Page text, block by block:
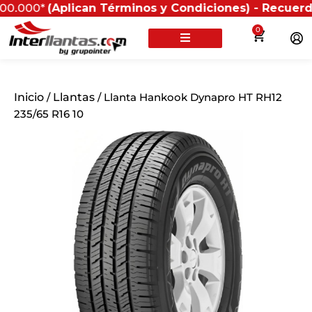
(Aplican Términos y Condiciones) - Recuerda
0
Inicio / Llantas / Llanta Hankook Dynapro HT RH12
235/65 R16 10